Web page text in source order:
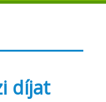
energiák.
díjat